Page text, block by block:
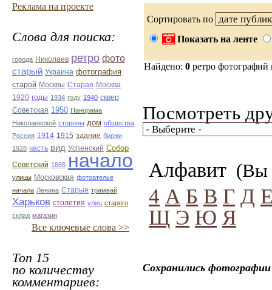
Реклама на проекте
Слова для поиска:
города Николаев ретро фото
старый Украина фотография
старой Москвы Старая Москва
1920 годы 1934 году 1940 сквер
Советская 1950 Панорама
Николаевской стороны дом общества
Россия 1914 1915 здание биржи
1928 часть вид Успенский Собор
Советский 1885 начало
улицы Московская фотоателье
начала Ленина Старые трамвай
Харьков столетия улиц старого
склад магазин
Все ключевые слова >>
Топ 15
по количеству
комментариев:
Сортировать по
Показать на ленте
Найдено: 0 ретро
Посмотреть
Алфавит (Вы
4 А Б В Г Д
Щ Э Ю Я
Сохранились